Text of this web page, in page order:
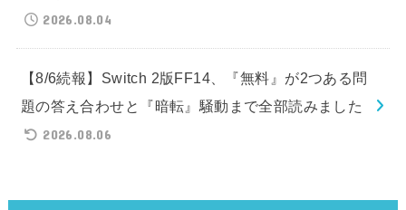
2026.08.04
【8/6続報】Switch 2版FF14、『無料』が2つある問
題の答え合わせと『暗転』騒動まで全部読みました
2026.08.06